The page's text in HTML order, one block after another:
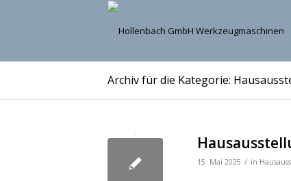
Archiv für die Kategorie:
15. Mai 2025 / in